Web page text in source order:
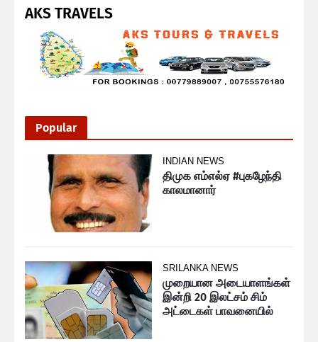
AKS TRAVELS
Popular
INDIAN NEWS
திமுக எம்எல்ஏ #புகழேந்தி
காலமானார்
SRILANKA NEWS
முறையான அடையாளங்கள்
இன்றி 20 இலட்சம் சிம்
அட்டைகள் பாவனையில்